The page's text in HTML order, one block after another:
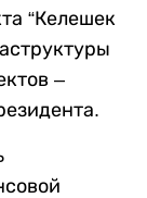
“Келешек
–